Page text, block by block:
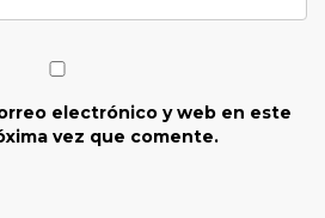
electrónico y web en este
vez que comente.